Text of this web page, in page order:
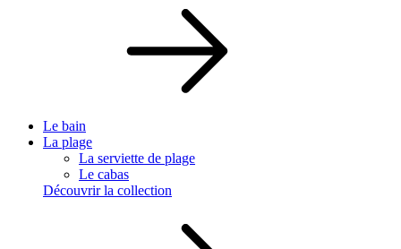
Le bain
La plage
La serviette de plage
Le cabas
Découvrir la collection